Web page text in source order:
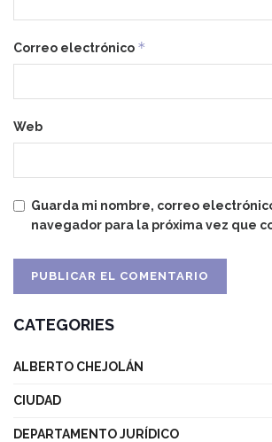
Correo electrónico *
Web
Guarda mi nombre, correo
navegador para la próxima vez que
CATEGORIES
ALBERTO CHEJOLÁN
CIUDAD
DEPARTAMENTO JURÍDICO